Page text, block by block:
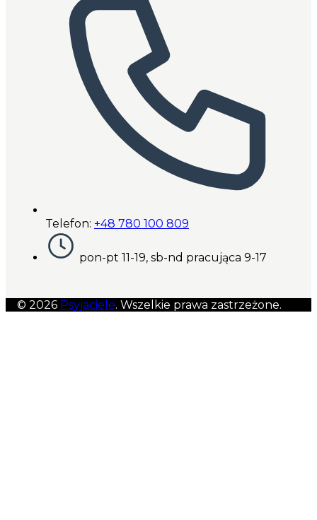
Telefon: +48 780 100 809
pon-pt 11-19, sb-nd pracująca 9-17
© 2026 Psyjaciele. Wszelkie prawa zastrzeżone.